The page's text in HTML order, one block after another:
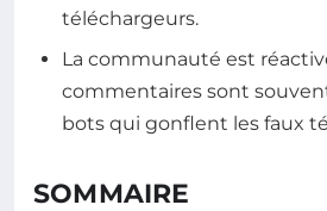
téléchargeurs.
La communauté est
commentaires sont
bots qui gonflent les faux
SOMMAIRE